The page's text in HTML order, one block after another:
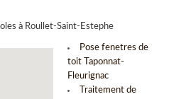
à Roullet-Saint-Estephe
Pose fenetres de
toit Taponnat-
Fleurignac
Traitement de